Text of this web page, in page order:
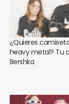
¿Quieres
heavy metal? Tu
Bershka